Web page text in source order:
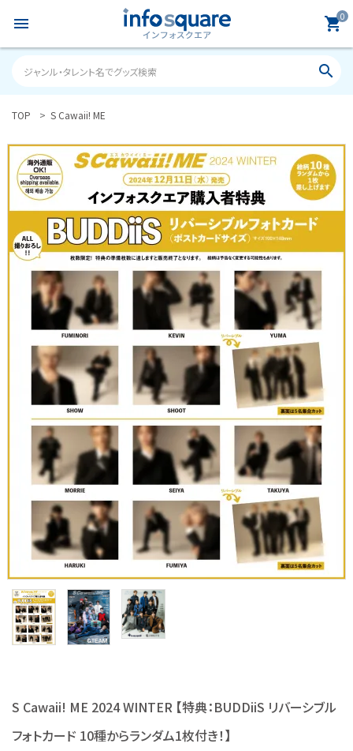
menu 0
shopping_cart
search
ACCOUNT MENU
ようこそ ゲスト 様
meeting_room ログイン person 新規会員登録
カテゴリーから探す
S Cawaii! ME
声優写真集・フォトブック
声優グッズ
グラビア
アイドル・タレント
ヒーロー文庫
ロト・ナンバーズ書籍・グッズ
ご利用ガイド
TOP S Cawaii! ME
S Cawaii! ME 2024 WINTER 【特典：BUDDiiS リバーシブル
フォトカード 10種からランダム1枚付き！】